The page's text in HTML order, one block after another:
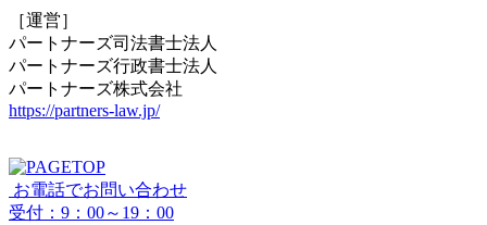
［運営］
パートナーズ司法書士法人
パートナーズ行政書士法人
パートナーズ株式会社
https://partners-law.jp/
お電話でお問い合わせ
受付：9：00～19：00